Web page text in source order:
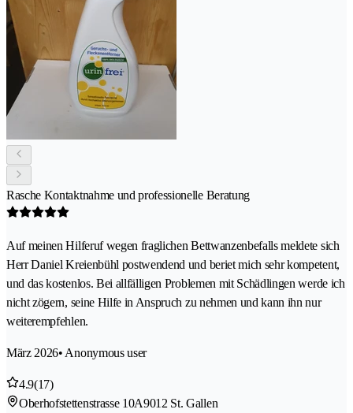
Rasche Kontaktnahme und professionelle Beratung
Auf meinen Hilferuf wegen fraglichen Bettwanzenbefalls meldete sich
Herr Daniel Kreienbühl postwendend und beriet mich sehr kompetent,
und das kostenlos. Bei allfälligen Problemen mit Schädlingen werde ich
nicht zögern, seine Hilfe in Anspruch zu nehmen und kann ihn nur
weiterempfehlen.
März 2026• Anonymous user
4.9(17)
Oberhofstettenstrasse 10A9012 St. Gallen